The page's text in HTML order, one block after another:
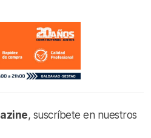
, suscríbete en nuestros